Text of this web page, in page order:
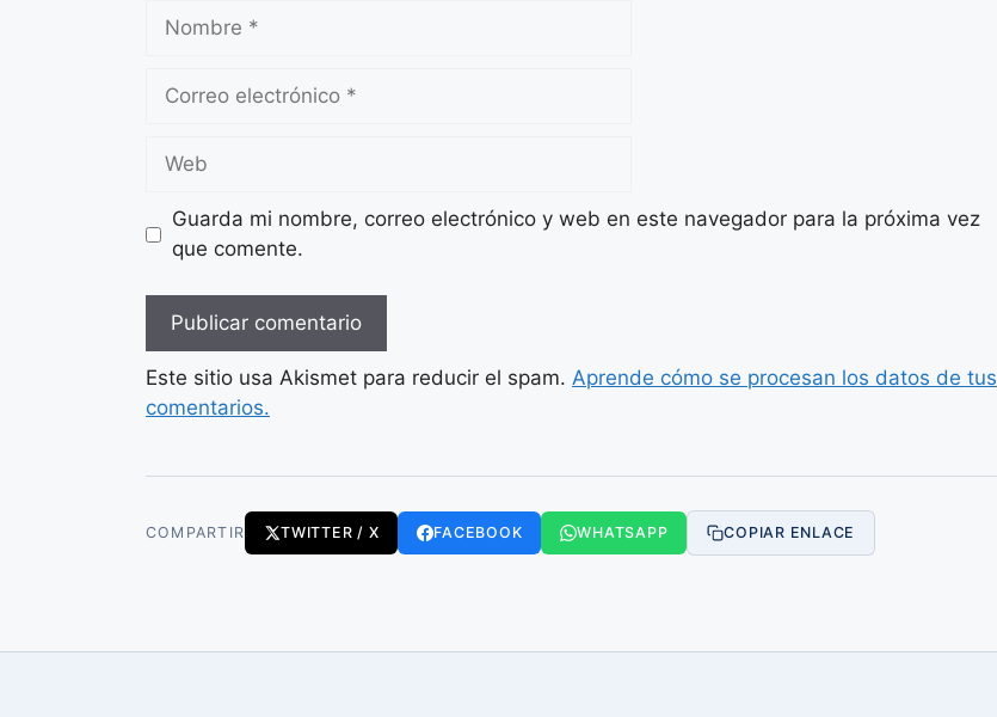
Nombre
Correo
Web
Guarda mi nombre, correo electrónico y web en este navegador para la próxima vez
que comente.
Este sitio usa Akismet para reducir el spam. Aprende cómo se procesan los datos de tus
comentarios.
COMPARTIR TWITTER / X FACEBOOK WHATSAPP COPIAR ENLACE